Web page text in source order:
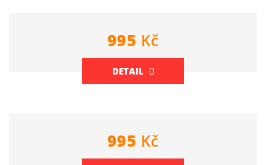
995 Kč
DETAIL
995 Kč